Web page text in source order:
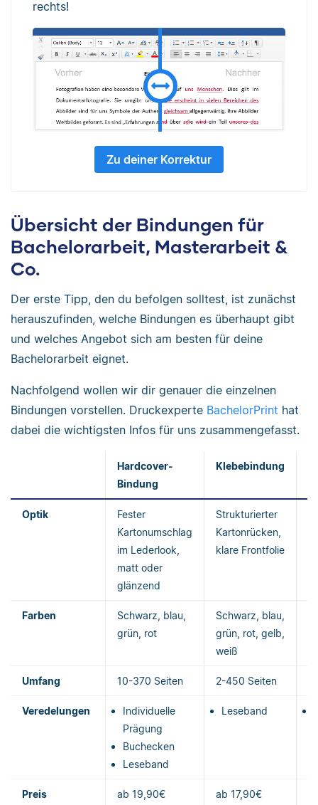
rechts!
Zu deiner Korrektur
Übersicht der Bindungen für
Bachelorarbeit, Masterarbeit &
Co.
Der erste Tipp, den du befolgen solltest, ist zunächst
herauszufinden, welche Bindungen es überhaupt gibt
und welches Angebot sich am besten für deine
Bachelorarbeit eignet.
Nachfolgend wollen wir dir genauer die einzelnen
Bindungen vorstellen. Druckexperte BachelorPrint hat
dabei die wichtigsten Infos für uns zusammengefasst.
Hardcover-
Bindung
Klebebindung
Optik
Fester
Kartonumschlag
im Lederlook,
matt oder
glänzend
Strukturierter
Kartonrücken,
klare Frontfolie
Farben
Schwarz, blau,
grün, rot
Schwarz, blau,
grün, rot, gelb,
weiß
Umfang 10-370 Seiten 2-450 Seiten
Veredelungen
Individuelle
Prägung
Buchecken
Leseband
Leseband
Preis ab 19,90€ ab 17,90€